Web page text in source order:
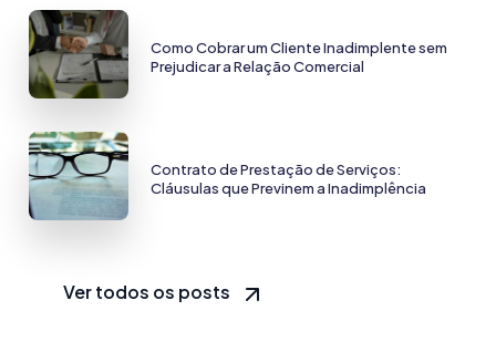
Como Cobrar um Cliente Inadimplente sem
Prejudicar a Relação Comercial
Contrato de Prestação de Serviços:
Cláusulas que Previnem a Inadimplência
Ver todos os posts